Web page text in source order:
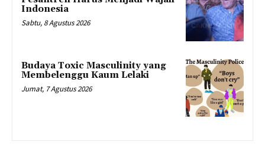
Indonesia
Sabtu, 8 Agustus 2026
Budaya Toxic Masculinity yang
Membelenggu Kaum Lelaki
Jumat, 7 Agustus 2026